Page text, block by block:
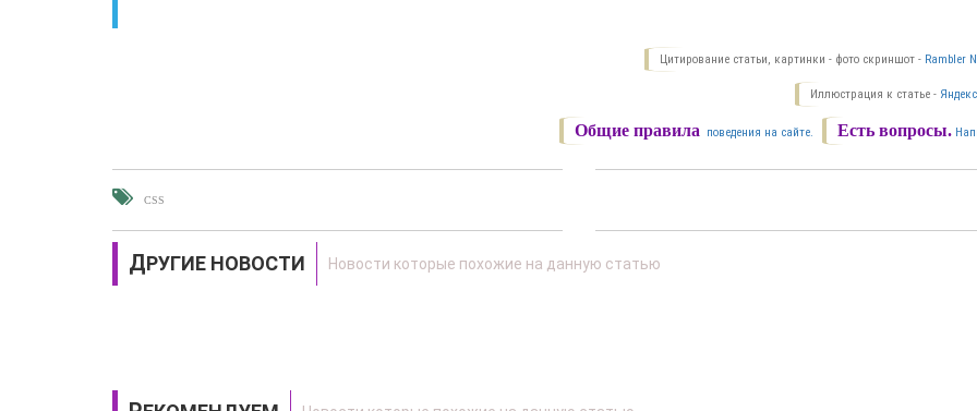
Цитирование статьи, картинки - фото скриншот - Rambler
Иллюстрация к статье -
Есть вопросы.
Общие правила поведения на сайте.
CSS
ДРУГИЕ НОВОСТИ